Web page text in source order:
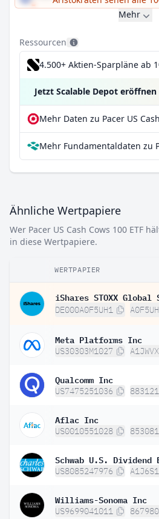
Mehr
Ressourcen
4.500+ Aktien-Sparpläne ab
Jetzt Scalable Depot eröffnen
Ähnliche Wertpapiere
Wer Pacer US Cash Cows 100 ETF
in diese Wertpapiere.
WERTPAPIER
DE000A0F5UH1 A0F5UH
Meta Platforms Inc
US30303M1027 A1JWVX
Qualcomm Inc
US7475251036 883121
Aflac Inc
US0010551028 853081
Schwab U.S. Dividend
US8085247976 A1J6S1
Williams-Sonoma Inc
US9699041011 867980